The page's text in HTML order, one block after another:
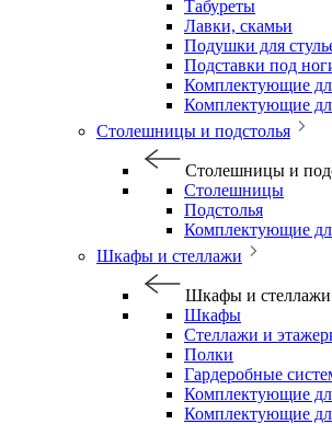
Табуреты
Лавки, скамьи
Подушки для
Подставки под
Комплектующие
Комплектующие
Столешницы и подстолья
Столешницы и
Столешницы
Подстолья
Комплектующие
Шкафы и стеллажи
Шкафы и стеллажи
Шкафы
Стеллажи и
Полки
Гардеробные
Комплектующие
Комплектующие